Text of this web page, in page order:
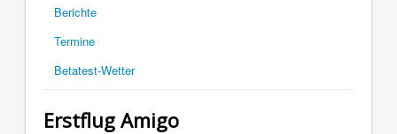
Berichte
Termine
Betatest-Wetter
Erstflug Amigo